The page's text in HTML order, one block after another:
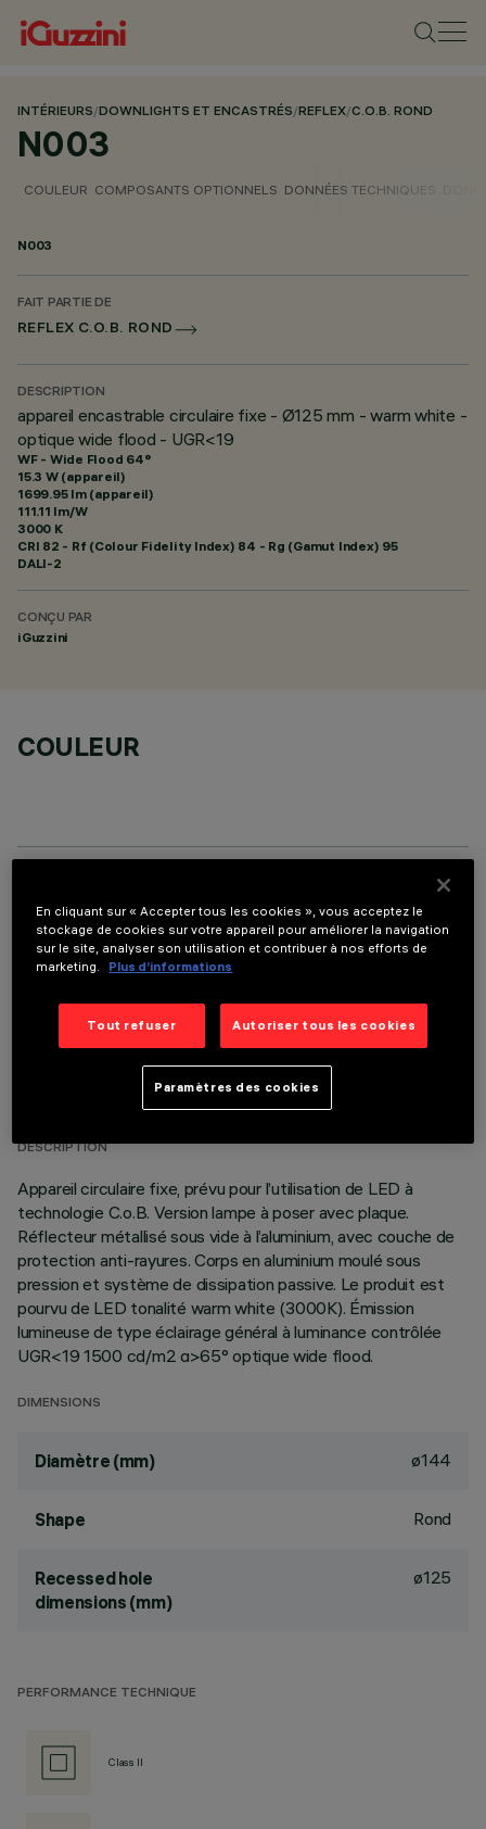
INTÉRIEURS/DOWNLIGHTS ET ENCASTRÉS/REFLEX/C.O.B. ROND
N003
COULEUR COMPOSANTS OPTIONNELS DONNÉES TECHNIQUES
N003
FAIT PARTIE DE
REFLEX C.O.B. ROND
DESCRIPTION
appareil encastrable circulaire fixe - Ø125 mm - warm white -
optique wide flood - UGR<19
WF - Wide Flood 64°
15.3 W (appareil)
1699.95 lm (appareil)
111.11 lm/W
3000 K
CRI 82 - Rf (Colour Fidelity Index) 84 - Rg (Gamut Index) 95
DALI-2
CONÇU PAR
iGuzzini
COULEUR
COMPOSANTS OPTIONNELS
DONNÉES TECHNIQUES
DERNIÈRE MISE À JOUR: 07/08/2026
DESCRIPTION
Appareil circulaire fixe, prévu pour l’utilisation de LED à
technologie C.o.B. Version lampe à poser avec plaque.
Réflecteur métallisé sous vide à l’aluminium, avec couche de
protection anti-rayures. Corps en aluminium moulé sous
pression et système de dissipation passive. Le produit est
pourvu de LED tonalité warm white (3000K). Émission
lumineuse de type éclairage général à luminance contrôlée
UGR<19 1500 cd/m2 α>65° optique wide flood.
DIMENSIONS
Diamètre (mm) ø144
Shape Rond
Recessed hole
dimensions (mm)
ø125
PERFORMANCE TECHNIQUE
Class II
En cliquant sur « Accepter tous les cookies », vous acceptez le
stockage de cookies sur votre appareil pour améliorer la navigation
sur le site, analyser son utilisation et contribuer à nos efforts de
marketing.
Plus d’informations
Tout refuser Autoriser tous les cookies
Paramètres des cookies